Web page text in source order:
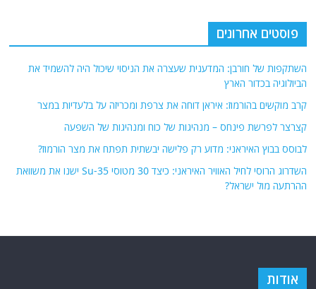
פוסטים אחרונים
השתקפות של חורבן: המדענית שעצרה את הניסוי שיכול היה להשמיד את
הביולוגיה בכדור הארץ
קרב מוקשים בהורמוז: איראן דוחה את צרפת ומכריזה על בלעדיות במצר
קצרצר לפרשת פינחס – מנהיגות של כוח ומנהיגות של השפעה
לבוסס בבוץ האיראני: מדוע רק פלישה יבשתית תפתח את מצר הורמוז?
השדרוג הרוסי לחיל האוויר האיראני: כיצד 30 מטוסי Su-35 ישנו את משוואת
ההרתעה מול ישראל?
אודות